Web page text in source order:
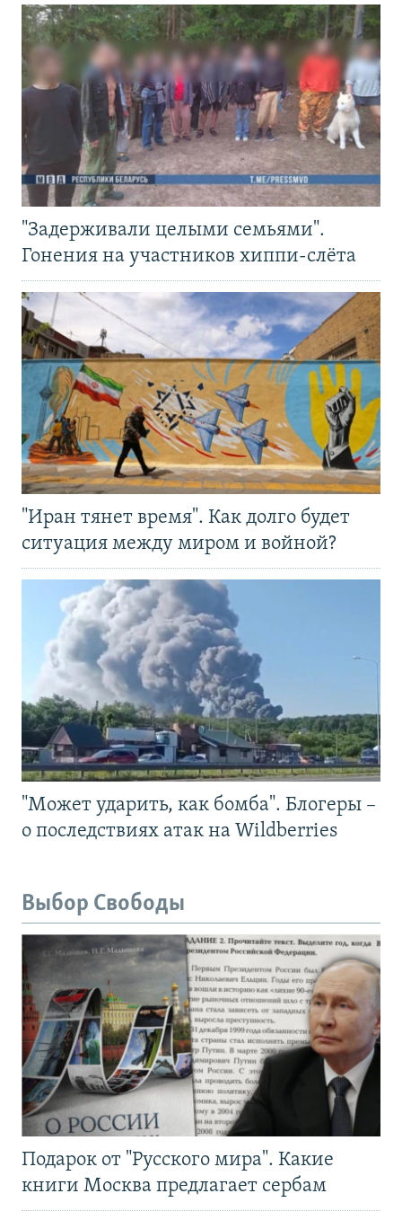
"Задерживали целыми семьями".
Гонения на участников хиппи-слёта
"Иран тянет время". Как долго будет
ситуация между миром и войной?
"Может ударить, как бомба". Блогеры –
о последствиях атак на Wildberries
Выбор Свободы
Подарок от "Русского мира". Какие
книги Москва предлагает сербам